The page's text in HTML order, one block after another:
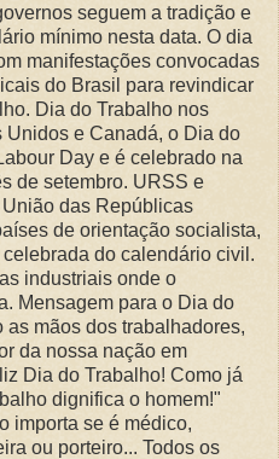
seguem a tradição e
mínimo nesta data. O dia
manifestações convocadas
do Brasil para revindicar
Dia do Trabalho nos
Unidos e Canadá, o Dia do
Day e é celebrado na
de setembro. URSS e
das Repúblicas
de orientação socialista,
do calendário civil.
industriais onde o
Mensagem para o Dia do
mãos dos trabalhadores,
da nossa nação em
Dia do Trabalho! Como já
dignifica o homem!"
importa se é médico,
ou porteiro... Todos os